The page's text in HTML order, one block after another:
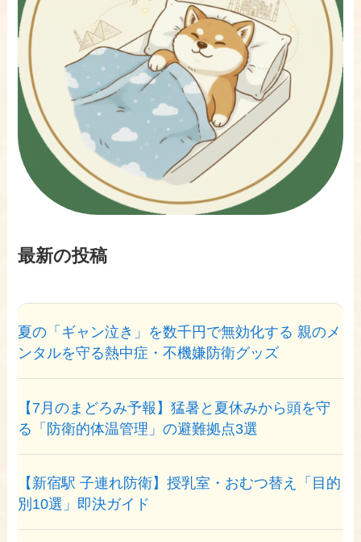
最新の投稿
夏の「ギャン泣き」を数千円で無効化する 親のメ
ンタルを守る熱中症・不機嫌防衛グッズ
【7月のまどろみ予報】猛暑と夏休みから頭を守
る「防衛的体温管理」の避難拠点3選
【新宿駅 子連れ防衛】授乳室・おむつ替え「目的
別10選」即決ガイド